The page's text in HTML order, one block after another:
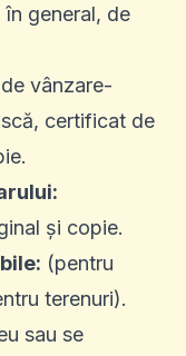
general, de
vânzare-
certificat de
și copie.
(pentru
terenuri).
sau se